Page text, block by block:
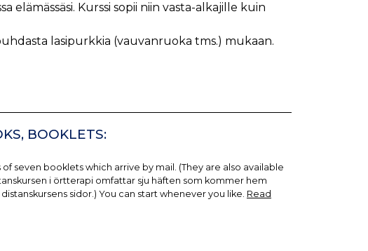
elämässäsi. Kurssi sopii niin vasta-alkajille kuin
lasipurkkia (vauvanruoka tms.) mukaan.
BOOKLETS:
seven booklets which arrive by mail. (They are also available
i örtterapi omfattar sju häften som kommer hem
sidor.) You can start whenever you like. Read